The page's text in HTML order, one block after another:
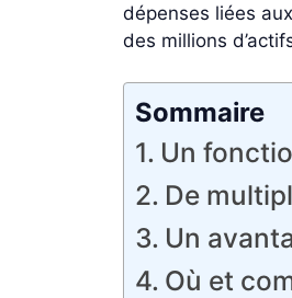
dépenses liées
des millions
Sommaire
Un
De
Un
Où et